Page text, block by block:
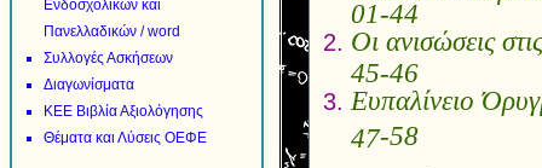
Ενδοσχολικών και
Πανελλαδικών / word
Συλλογές Ασκήσεων
Διαγωνίσματα
ΚΕΕ Βιβλία Αξιολόγησης
Θέματα και Λύσεις ΟΕΦΕ
01-44
Οι
45-46
Ευπαλίνειο
47-58